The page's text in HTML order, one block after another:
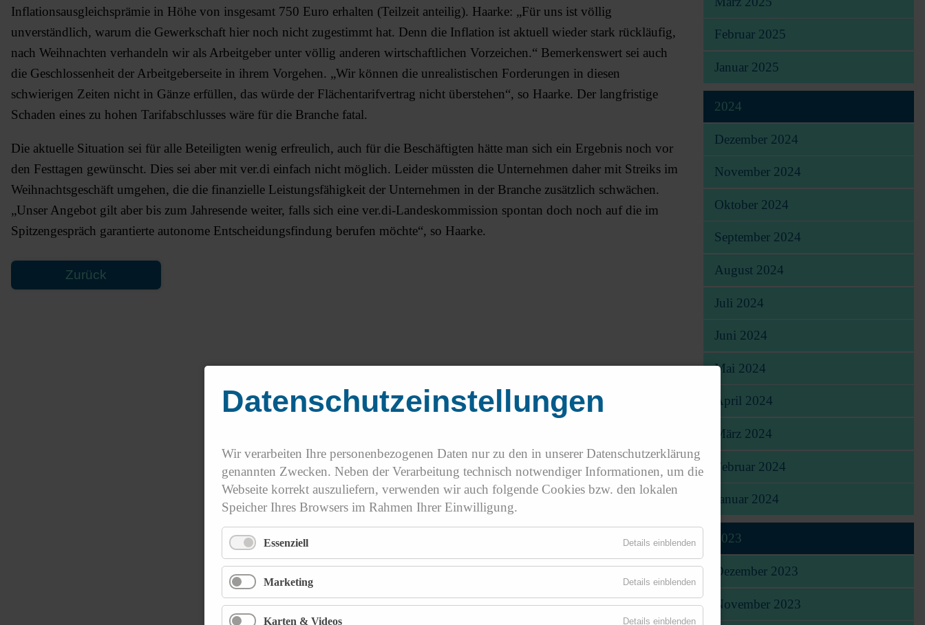
Inflationsausgleichsprämie in Höhe von insgesamt 750 Euro erhalten (Teilzeit anteilig). Haarke: „Für uns ist völlig
unverständlich, warum die Gewerkschaft hier noch nicht zugestimmt hat. Denn die Inflation ist aktuell wieder stark rückläufig,
nach Weihnachten verhandeln wir als Arbeitgeber unter völlig anderen wirtschaftlichen Vorzeichen.“ Bemerkenswert sei auch
die Geschlossenheit der Arbeitgeberseite in ihrem Vorgehen. „Wir können die unrealistischen Forderungen in diesen
schwierigen Zeiten nicht in Gänze erfüllen, das würde der Flächentarifvertrag nicht überstehen“, so Haarke. Der langfristige
Schaden eines zu hohen Tarifabschlusses wäre für die Branche fatal.
Die aktuelle Situation sei für alle Beteiligten wenig erfreulich, auch für die Beschäftigten hätte man sich ein Ergebnis noch vor
den Festtagen gewünscht. Dies sei aber mit ver.di einfach nicht möglich. Leider müssten die Unternehmen daher mit Streiks im
Weihnachtsgeschäft umgehen, die die finanzielle Leistungsfähigkeit der Unternehmen in der Branche zusätzlich schwächen.
„Unser Angebot gilt aber bis zum Jahresende weiter, falls sich eine ver.di-Landeskommission spontan doch noch auf die im
Spitzengespräch garantierte autonome Entscheidungsfindung berufen möchte“, so Haarke.
Zurück
Februar 2025
Januar 2025
2024
Dezember 2024
November 2024
Oktober 2024
September 2024
August 2024
Juli 2024
Juni 2024
Mai 2024
April 2024
März 2024
Februar 2024
Januar 2024
2023
Dezember 2023
November 2023
Datenschutzeinstellungen
Wir verarbeiten Ihre personenbezogenen Daten nur zu den in unserer Datenschutzerklärung
genannten Zwecken. Neben der Verarbeitung technisch notwendiger Informationen, um die
Webseite korrekt auszuliefern, verwenden wir auch folgende Cookies bzw. den lokalen
Speicher Ihres Browsers im Rahmen Ihrer Einwilligung.
Essenziell Details einblenden
Marketing Details einblenden
Karten & Videos Details einblenden